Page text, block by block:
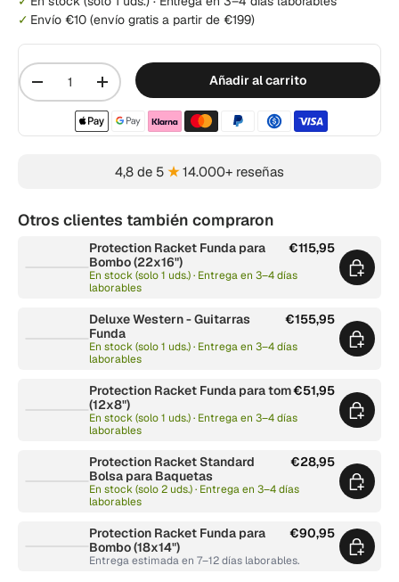
Envío €10 (envío gratis a partir de €199)
Cantidad
-
+ Añadir al carrito
Métodos de pago aceptados
4,8 de 5 ★14.000+ reseñas
Otros clientes también compraron
Protection Racket Funda para
Bombo (22x16")
€115,95
En stock (solo 1 uds.) · Entrega en 3–4 días
laborables
Deluxe Western - Guitarras
Funda
€155,95
En stock (solo 1 uds.) · Entrega en 3–4 días
laborables
Protection Racket Funda para tom
(12x8")
€51,95
En stock (solo 1 uds.) · Entrega en 3–4 días
laborables
Protection Racket Standard
Bolsa para Baquetas
€28,95
En stock (solo 2 uds.) · Entrega en 3–4 días
laborables
Protection Racket Funda para
Bombo (18x14")
€90,95
Entrega estimada en 7–12 días laborables.